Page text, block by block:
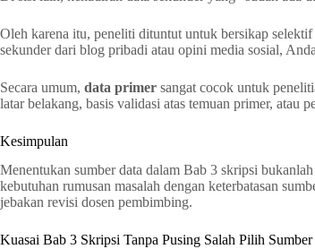
Oleh karena itu, peneliti dituntut untuk bersikap
sekunder dari blog pribadi atau opini media sosial,
Secara umum, data primer sangat cocok untuk
latar belakang, basis validasi atas temuan primer, atau
Kesimpulan
Menentukan sumber data dalam Bab 3 skripsi
kebutuhan rumusan masalah dengan keterbatasan
jebakan revisi dosen pembimbing.
Kuasai Bab 3 Skripsi Tanpa Pusing Salah Pilih